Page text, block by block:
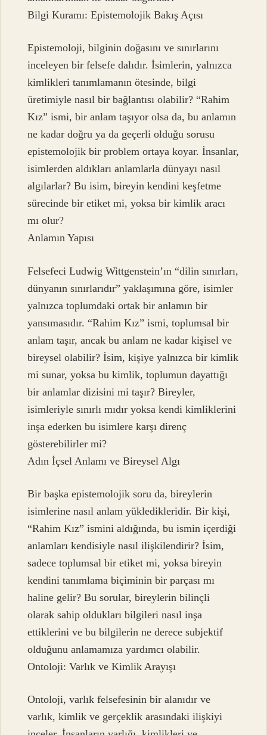
Bilgi Kuramı: Epistemolojik Bakış Açısı
Epistemoloji, bilginin doğasını ve sınırlarını
inceleyen bir felsefe dalıdır. İsimlerin, yalnızca
kimlikleri tanımlamanın ötesinde, bilgi
üretimiyle nasıl bir bağlantısı olabilir? “Rahim
Kız” ismi, bir anlam taşıyor olsa da, bu anlamın
ne kadar doğru ya da geçerli olduğu sorusu
epistemolojik bir problem ortaya koyar. İnsanlar,
isimlerden aldıkları anlamlarla dünyayı nasıl
algılarlar? Bu isim, bireyin kendini keşfetme
sürecinde bir etiket mi, yoksa bir kimlik aracı
mı olur?
Anlamın Yapısı
Felsefeci Ludwig Wittgenstein’ın “dilin sınırları,
dünyanın sınırlarıdır” yaklaşımına göre, isimler
yalnızca toplumdaki ortak bir anlamın bir
yansımasıdır. “Rahim Kız” ismi, toplumsal bir
anlam taşır, ancak bu anlam ne kadar kişisel ve
bireysel olabilir? İsim, kişiye yalnızca bir kimlik
mi sunar, yoksa bu kimlik, toplumun dayattığı
bir anlamlar dizisini mi taşır? Bireyler,
isimleriyle sınırlı mıdır yoksa kendi kimliklerini
inşa ederken bu isimlere karşı direnç
gösterebilirler mi?
Adın İçsel Anlamı ve Bireysel Algı
Bir başka epistemolojik soru da, bireylerin
isimlerine nasıl anlam yükledikleridir. Bir kişi,
“Rahim Kız” ismini aldığında, bu ismin içerdiği
anlamları kendisiyle nasıl ilişkilendirir? İsim,
sadece toplumsal bir etiket mi, yoksa bireyin
kendini tanımlama biçiminin bir parçası mı
haline gelir? Bu sorular, bireylerin bilinçli
olarak sahip oldukları bilgileri nasıl inşa
ettiklerini ve bu bilgilerin ne derece subjektif
olduğunu anlamamıza yardımcı olabilir.
Ontoloji: Varlık ve Kimlik Arayışı
Ontoloji, varlık felsefesinin bir alanıdır ve
varlık, kimlik ve gerçeklik arasındaki ilişkiyi